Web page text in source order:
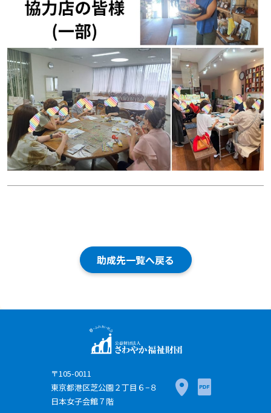
助成先一覧へ戻る
〒105-0011
東京都港区芝公園２丁目６−８
日本女子会館７階